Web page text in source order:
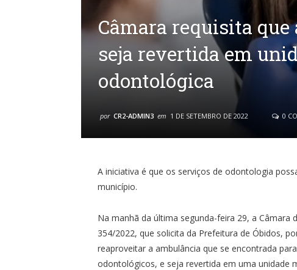
Câmara requisita
seja revertida em
odontológica
por CR2-ADMIN3 em 1 DE SETEMBRO DE 2022 0
A iniciativa é que os serviços de odontologia
município.
Na manhã da última segunda-feira 29, a
354/2022, que solicita da Prefeitura de Óbidos,
reaproveitar a ambulância que se encontrada
odontológicos, e seja revertida em uma unidade